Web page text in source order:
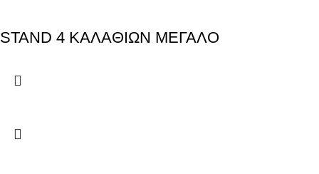
STAND 4 ΚΑΛΑΘΙΩΝ ΜΕΓΑΛΟ